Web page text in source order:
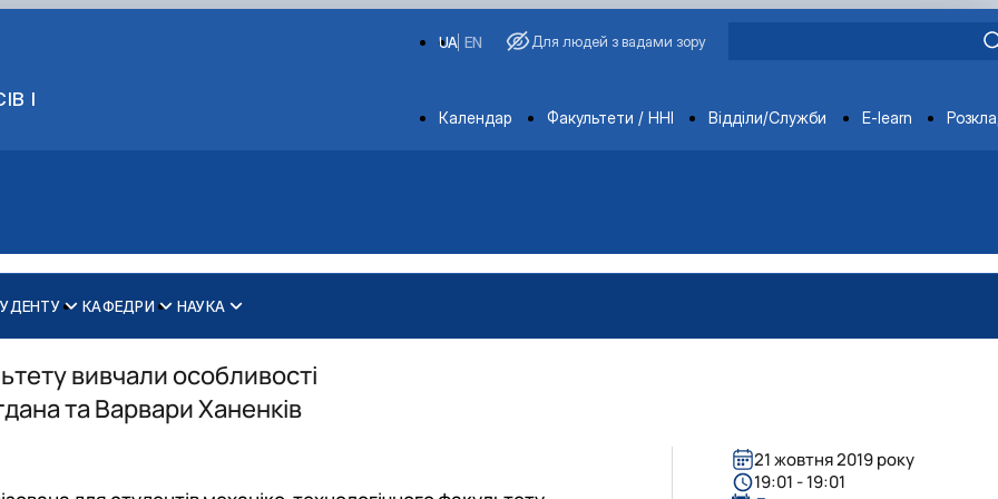
І
EN
UA Для людей з вадами зору
Departments
Календар Факультети / ННІ Відділи/Служби E-learn
дисципліни для магістрів
КАФЕДРИ
ім. акад. П.М. Василенка
НАУКА
рік
вивчали особливості
та Варвари Ханенків
21 жовтня 2019 року
19:01 - 19:01